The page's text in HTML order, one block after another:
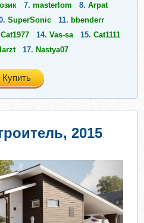
7. masterlom 8. Arpat
SuperSonic 11. bbenderr
Cat1977 14. Vas-sa 15. Cat1111
17. Nastya07
Купить
2015